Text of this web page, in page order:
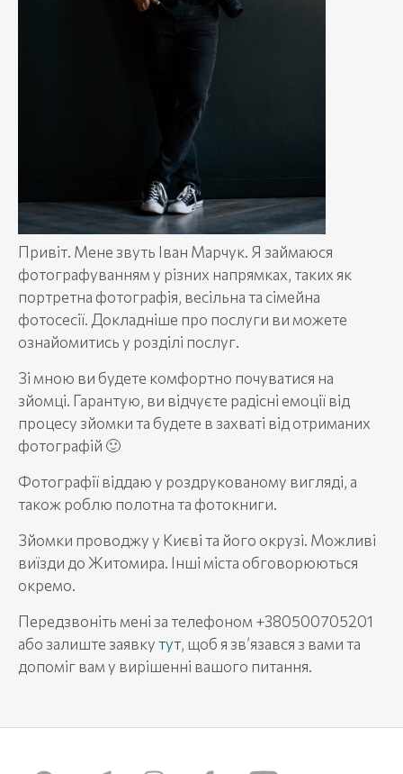
Привіт. Мене звуть Іван Марчук. Я займаюся
фотографуванням у різних напрямках, таких як
портретна фотографія, весільна та сімейна
фотосесії. Докладніше про послуги ви можете
ознайомитись у розділі послуг.
Зі мною ви будете комфортно почуватися на
зйомці. Гарантую, ви відчуєте радісні емоції від
процесу зйомки та будете в захваті від отриманих
фотографій 🙂
Фотографії віддаю у роздрукованому вигляді, а
також роблю полотна та фотокниги.
Зйомки проводжу у Києві та його окрузі. Можливі
виїзди до Житомира. Інші міста обговорюються
окремо.
Передзвоніть мені за телефоном +380500705201
або залиште заявкутут, щоб я зв’язався з вами та
допоміг вам у вирішенні вашого питання.